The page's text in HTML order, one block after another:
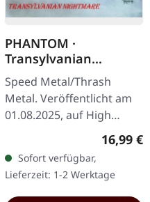
PHANTOM ·
Transylvanian
Nightmare | CD
Speed Metal/Thrash
Metal. Veröffentlicht am
01.08.2025, auf High
Roller Records. CD im
Jewelcase mit Schuber.
Gemastert von Patrick W.
Engel im…
16,99 €
Sofort verfügbar,
Lieferzeit: 1-2 Werktage